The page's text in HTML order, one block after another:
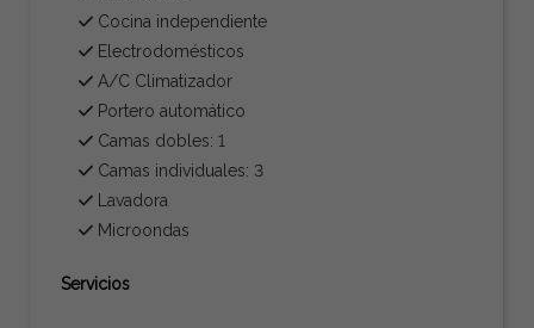
Cocina independiente
Electrodomésticos
A/C Climatizador
Portero automático
Camas dobles: 1
Camas individuales: 3
Lavadora
Microondas
Servicios